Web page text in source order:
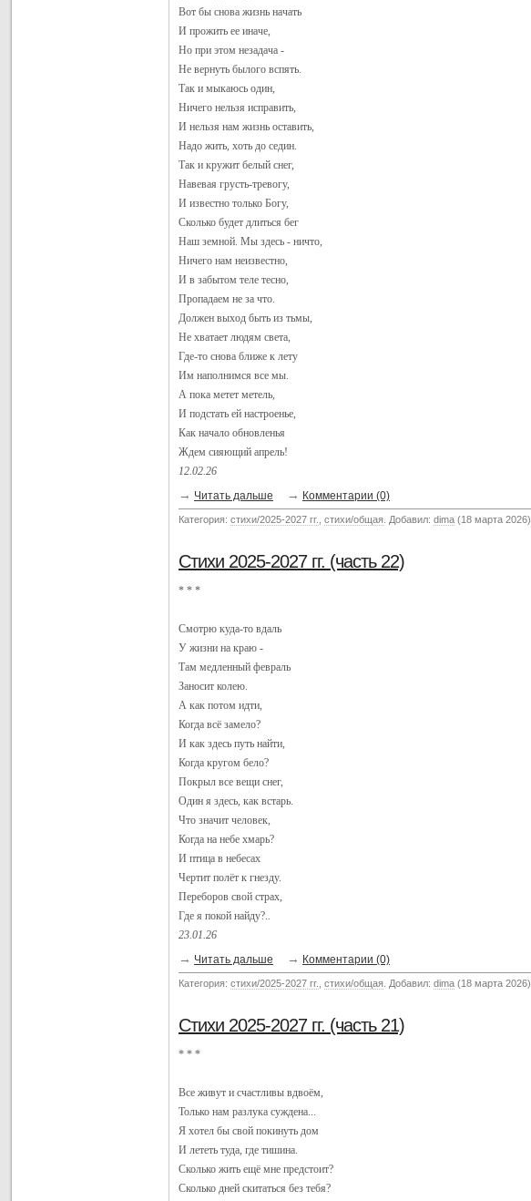
Вот бы снова жизнь начать
И прожить ее иначе,
Но при этом незадача -
Не вернуть былого вспять.
Так и мыкаюсь один,
Ничего нельзя исправить,
И нельзя нам жизнь оставить,
Надо жить, хоть до седин.
Так и кружит белый снег,
Навевая грусть-тревогу,
И известно только Богу,
Сколько будет длиться бег
Наш земной. Мы здесь - ничто,
Ничего нам неизвестно,
И в забытом теле тесно,
Пропадаем не за что.
Должен выход быть из тьмы,
Не хватает людям света,
Где-то снова ближе к лету
Им наполнимся все мы.
А пока метет метель,
И подстать ей настроенье,
Как начало обновленья
Ждем сияющий апрель!
12.02.26
→ Читать дальше → Комментарии (0)
Категория: стихи/2025-2027 гг. стихи/общая . Добавил: dima (18 марта 2026).
Стихи 2025-2027 гг. (часть 22)
* * *
Смотрю куда-то вдаль
У жизни на краю -
Там медленный февраль
Заносит колею.
А как потом идти,
Когда всё замело?
И как здесь путь найти,
Когда кругом бело?
Покрыл все вещи снег,
Один я здесь, как встарь.
Что значит человек,
Когда на небе хмарь?
И птица в небесах
Чертит полёт к гнезду.
Переборов свой страх,
Где я покой найду?..
23.01.26
→ Читать дальше → Комментарии (0)
Категория: стихи/2025-2027 гг. стихи/общая . Добавил: dima (18 марта 2026).
Стихи 2025-2027 гг. (часть 21)
* * *
Все живут и счастливы вдвоём,
Только нам разлука суждена...
Я хотел бы свой покинуть дом
И лететь туда, где тишина.
Сколько жить ещё мне предстоит?
Сколько дней скитаться без тебя?